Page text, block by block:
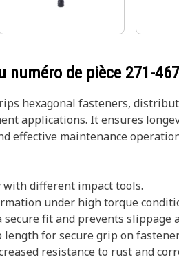
numéro de pièce 271-
hexagonal fasteners,
applications. It ensures
effective maintenance
different impact tools.
under high torque
secure fit and prevents slippage
length for secure grip on
resistance to rust and